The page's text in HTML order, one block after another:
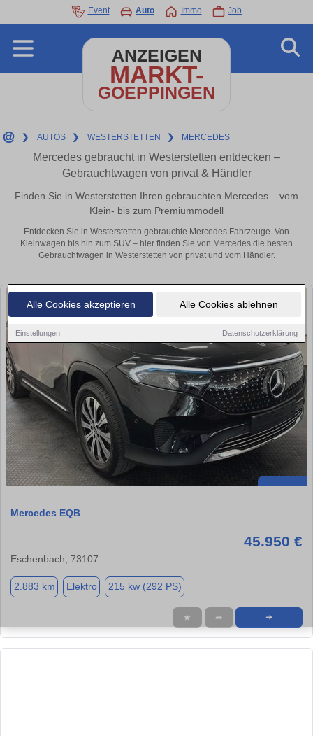
Alle Cookies akzeptieren Alle Cookies ablehnen
Einstellungen Datenschutzerklärung
Event Auto Immo Job
ANZEIGEN
MARKT-
GOEPPINGEN
❯ AUTOS ❯ WESTERSTETTEN ❯ MERCEDES
Mercedes gebraucht in Westerstetten entdecken –
Gebrauchtwagen von privat & Händler
Finden Sie in Westerstetten Ihren gebrauchten Mercedes – vom
Klein- bis zum Premiummodell
Entdecken Sie in Westerstetten gebrauchte Mercedes Fahrzeuge. Von
Kleinwagen bis hin zum SUV – hier finden Sie von Mercedes die besten
Gebrauchtwagen in Westerstetten von privat und vom Händler.
Mercedes EQB
45.950 €
Eschenbach, 73107
2.883 km Elektro 215 kw (292 PS)
★ ➦ ➜